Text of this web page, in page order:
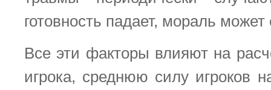
готовность падает, мораль может
Все эти факторы влияют на
игрока, среднюю силу игроков